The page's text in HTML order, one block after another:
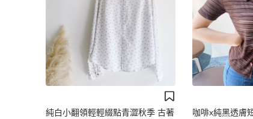
純白小翻領輕輕綴點青澀秋季 古著
咖啡x純黑透膚